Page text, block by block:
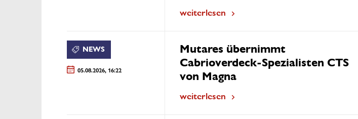
weiterlesen
NEWS
05.08.2026, 16:22
Mutares übernimmt
Cabrioverdeck-Spezialisten CTS
von Magna
weiterlesen